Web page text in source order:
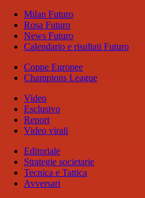
Milan Futuro
Rosa Futuro
News Futuro
Calendario e risultati Futuro
Coppe Europee
Champions League
Video
Esclusivo
Report
Video virali
Editoriale
Strategie societarie
Tecnica e Tattica
Avversari